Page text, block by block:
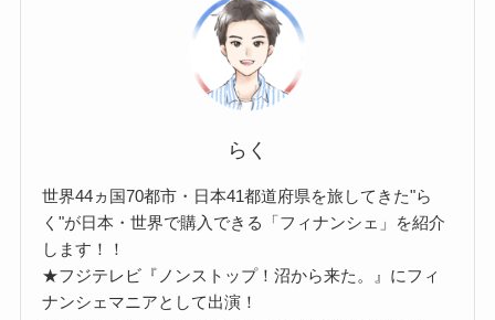
らく
世界44ヵ国70都市・日本41都道府県を旅してきた"ら
く"が日本・世界で購入できる「フィナンシェ」を紹介
します！！
★フジテレビ『ノンストップ！沼から来た。』にフィ
ナンシェマニアとして出演！